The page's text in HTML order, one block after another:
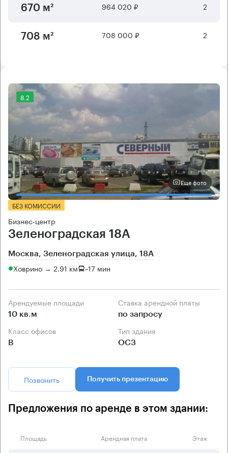
670 м² 964 020 ₽ 2
708 м² 708 000 ₽ 2
8.2
Еще фото
БЕЗ КОМИССИИ
Бизнес-центр
Зеленоградская 18А
Москва, Зеленоградская улица, 18А
Ховрино → 2.91 км ~17 мин
Арендуемые площади
10 кв.м
Ставка арендной платы
по запросу
Класс офисов
B
Тип здания
ОСЗ
Позвонить Получить презентацию
Предложения по аренде в этом здании:
Площадь Арендная плата Этаж